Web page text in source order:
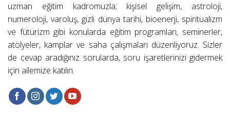
uzman eğitim kadromuzla; kişisel gelişim, astroloji,
numeroloji, varoluş, gizli dünya tarihi, bioenerji, spiritüalizm
ve fütürizm gibi konularda eğitim programları, seminerler,
atölyeler, kamplar ve saha çalışmaları düzenliyoruz. Sizler
de cevap aradığınız sorularda, soru işaretlerinizi gidermek
için ailemize katılın.